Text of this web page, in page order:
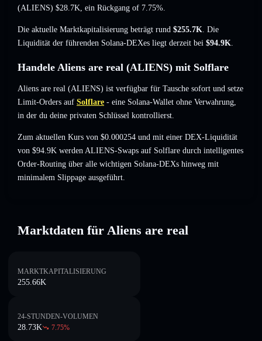
(ALIENS) $28.7K, ein Rückgang of 7.75%.
Die aktuelle Marktkapitalisierung beträgt rund $255.7K. Die
Liquidität der führenden Solana-DEXes liegt derzeit bei $94.9K.
Handele Aliens are real (ALIENS) mit Solflare
Aliens are real (ALIENS) ist verfügbar für Tausche sofort und setze
Limit-Orders auf Solflare - eine Solana-Wallet ohne Verwahrung,
in der du deine privaten Schlüssel kontrollierst.
Zum aktuellen Kurs von $0.000254 und mit einer DEX-Liquidität
von $94.9K werden ALIENS-Swaps auf Solflare durch intelligentes
Order-Routing über alle wichtigen Solana-DEXs hinweg mit
minimalem Slippage ausgeführt.
Marktdaten für Aliens are real
MARKTKAPITALISIERUNG
255.66K
24-STUNDEN-VOLUMEN
28.73K 7.75%